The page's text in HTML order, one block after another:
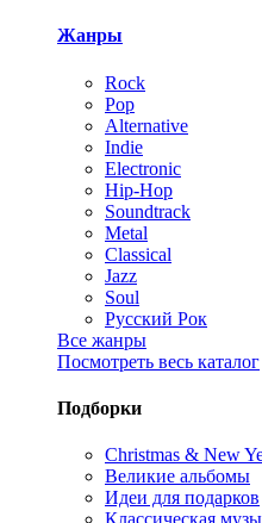
Жанры
Rock
Pop
Alternative
Indie
Electronic
Hip-Hop
Soundtrack
Metal
Classical
Jazz
Soul
Русский Рок
Все жанры
Посмотреть весь каталог
Подборки
Christmas & New
Великие альбомы
Идеи для подарков
Классическая